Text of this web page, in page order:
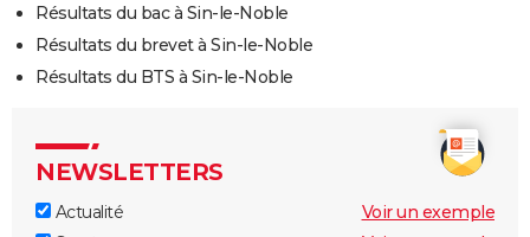
Résultats du bac à Sin-le-Noble
Résultats du brevet à Sin-le-Noble
Résultats du BTS à Sin-le-Noble
NEWSLETTERS
Actualité
Voir un exemple